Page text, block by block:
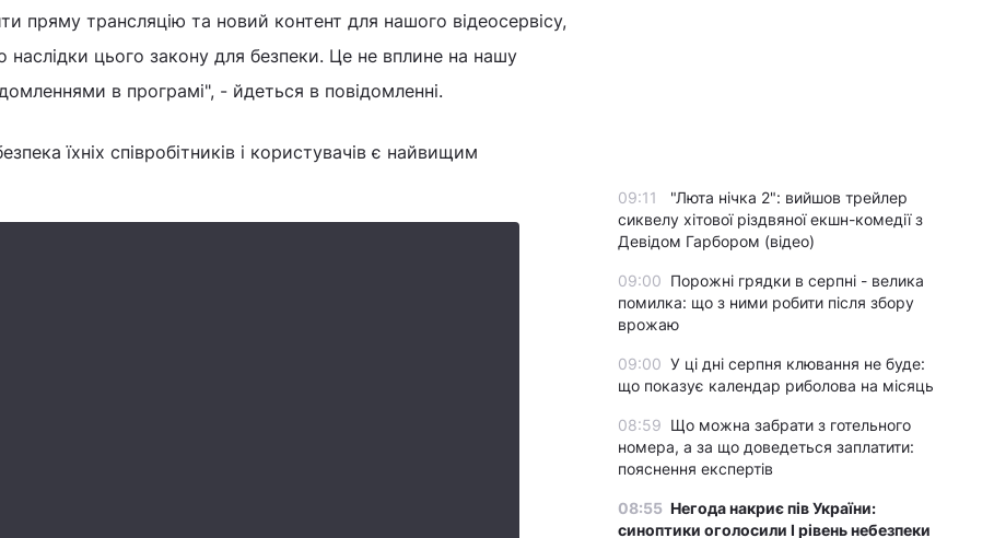
пряму трансляцію та новий контент для нашого відеосервісу,
наслідки цього закону для безпеки. Це не вплине на нашу
в програмі", - йдеться в повідомленні.
їхніх співробітників і користувачів є найвищим
09:11
"Люта нічка 2": вийшов трейлер
сиквелу хітової різдвяної екшн-комедії з
Девідом Гарбором (відео)
09:00 Порожні грядки в серпні - велика
помилка: що з ними робити після збору
врожаю
09:00 У ці дні серпня клювання не буде:
що показує календар риболова на місяць
08:59 Що можна забрати з готельного
номера, а за що доведеться заплатити:
пояснення експертів
08:55 Негода накриє пів України:
синоптики оголосили І рівень небезпеки